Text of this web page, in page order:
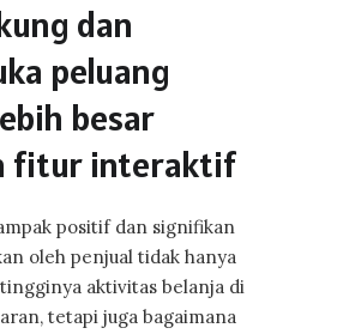
dan
peluang
besar
fitur interaktif
positif dan signifikan
oleh penjual tidak hanya
aktivitas belanja di
tetapi juga bagaimana